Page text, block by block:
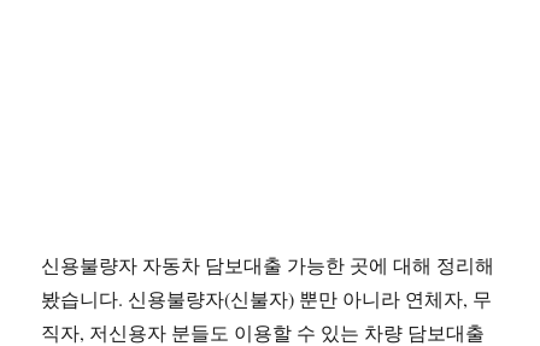
신용불량자 자동차 담보대출 가능한 곳에 대해 정리해
봤습니다. 신용불량자(신불자) 뿐만 아니라 연체자, 무
직자, 저신용자 분들도 이용할 수 있는 차량 담보대출